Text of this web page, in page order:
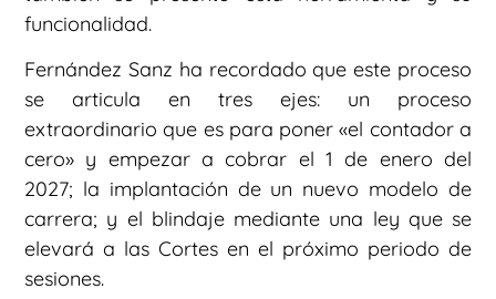
funcionalidad.
Fernández Sanz ha recordado que este proceso
se articula en tres ejes: un proceso
extraordinario que es para poner «el contador a
cero» y empezar a cobrar el 1 de enero del
2027; la implantación de un nuevo modelo de
carrera; y el blindaje mediante una ley que se
elevará a las Cortes en el próximo periodo de
sesiones.